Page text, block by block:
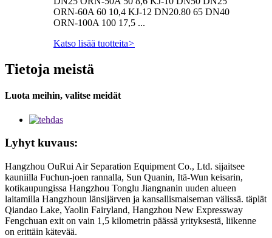
ORN-60A 60 10,4 KJ-12 DN20.80 65 DN40
ORN-100A 100 17,5 ...
Katso lisää tuotteita>
Tietoja meistä
Luota meihin, valitse meidät
Lyhyt kuvaus:
Hangzhou OuRui Air Separation Equipment Co., Ltd. sijaitsee
kauniilla Fuchun-joen rannalla, Sun Quanin, Itä-Wun keisarin,
kotikaupungissa Hangzhou Tonglu Jiangnanin uuden alueen
laitamilla Hangzhoun länsijärven ja kansallismaiseman välissä. täplät
Qiandao Lake, Yaolin Fairyland, Hangzhou New Expressway
Fengchuan exit on vain 1,5 kilometrin päässä yrityksestä, liikenne
on erittäin kätevää.